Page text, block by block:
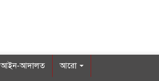
আইন-আদালত আরো